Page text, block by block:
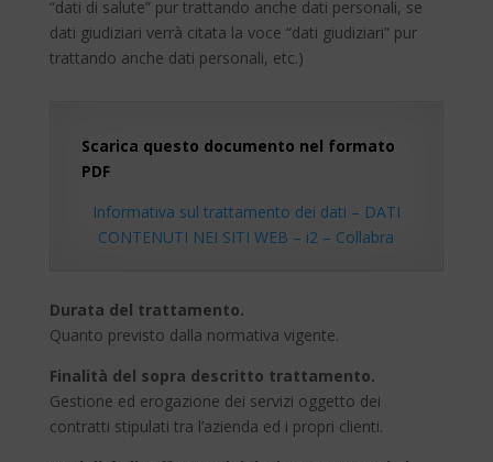
“dati di salute” pur trattando anche dati personali, se
dati giudiziari verrà citata la voce “dati giudiziari” pur
trattando anche dati personali, etc.)
Scarica questo documento nel formato
PDF
Informativa sul trattamento dei dati – DATI
CONTENUTI NEI SITI WEB – i2 – Collabra
Durata del trattamento.
Quanto previsto dalla normativa vigente.
Finalità del sopra descritto trattamento.
Gestione ed erogazione dei servizi oggetto dei
contratti stipulati tra l’azienda ed i propri clienti.